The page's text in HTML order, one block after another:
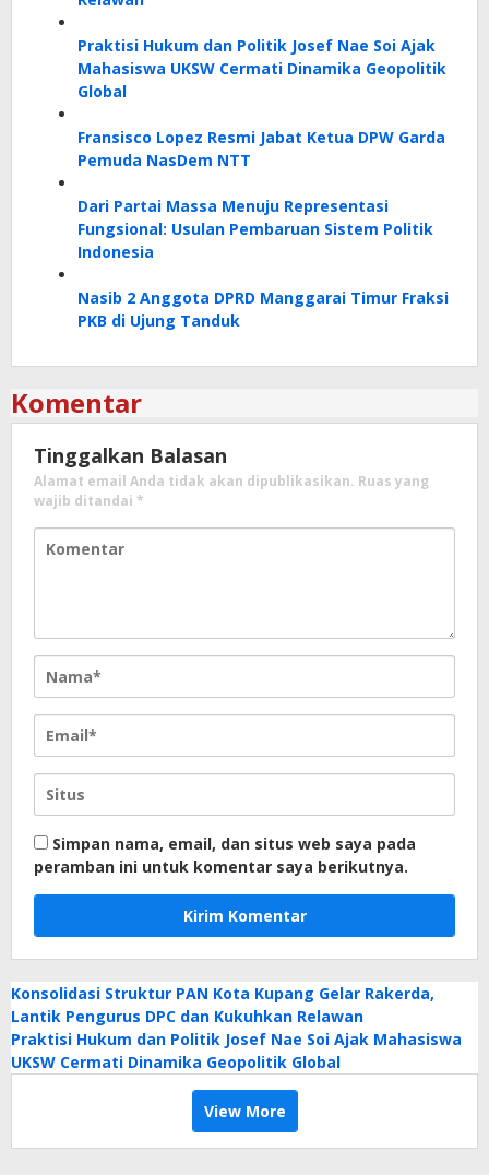
Praktisi Hukum dan Politik Josef Nae Soi Ajak
Mahasiswa UKSW Cermati Dinamika Geopolitik
Global
Fransisco Lopez Resmi Jabat Ketua DPW Garda
Pemuda NasDem NTT
Dari Partai Massa Menuju Representasi
Fungsional: Usulan Pembaruan Sistem Politik
Indonesia
Nasib 2 Anggota DPRD Manggarai Timur Fraksi
PKB di Ujung Tanduk
Komentar
Tinggalkan Balasan
Alamat email Anda tidak akan dipublikasikan. Ruas yang
wajib ditandai *
Simpan nama, email, dan situs web saya pada
peramban ini untuk komentar saya berikutnya.
Konsolidasi Struktur PAN Kota Kupang Gelar Rakerda,
Lantik Pengurus DPC dan Kukuhkan Relawan
Praktisi Hukum dan Politik Josef Nae Soi Ajak Mahasiswa
UKSW Cermati Dinamika Geopolitik Global
View More